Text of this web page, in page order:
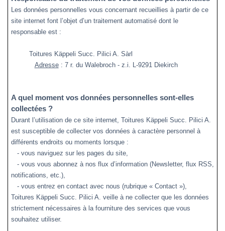
Les données personnelles vous concernant recueillies à partir de ce
site internet font l’objet d’un traitement automatisé dont le
responsable est :
Toitures Käppeli Succ. Pilici A. Sàrl
Adresse: 7 r. du Walebroch - z.i. L-9291 Diekirch
A quel moment vos données personnelles sont-elles
collectées ?
Durant l’utilisation de ce site internet, Toitures Käppeli Succ. Pilici A.
est susceptible de collecter vos données à caractère personnel à
différents endroits ou moments lorsque :
- vous naviguez sur les pages du site,
- vous vous abonnez à nos flux d’information (Newsletter, flux RSS,
notifications, etc.),
- vous entrez en contact avec nous (rubrique « Contact »),
Toitures Käppeli Succ. Pilici A. veille à ne collecter que les données
strictement nécessaires à la fourniture des services que vous
souhaitez utiliser.